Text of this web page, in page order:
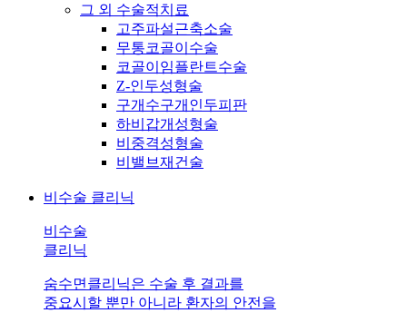
그 외 수술적치료
고주파설근축소술
무통코골이수술
코골이임플란트수술
Z-인두성형술
구개수구개인두피판
하비갑개성형술
비중격성형술
비밸브재건술
비수술 클리닉
비수술
클리닉
숨수면클리닉은 수술 후 결과를
중요시할 뿐만 아니라 환자의 안전을